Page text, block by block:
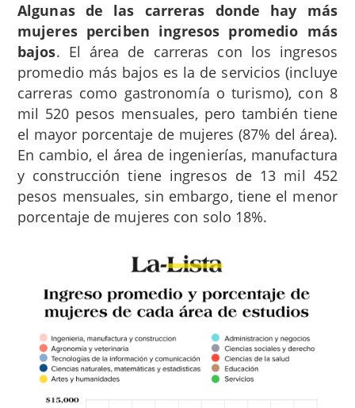
Algunas de las carreras donde hay más
mujeres perciben ingresos promedio más
bajos. El área de carreras con los ingresos
promedio más bajos es la de servicios (incluye
carreras como gastronomía o turismo), con 8
mil 520 pesos mensuales, pero también tiene
el mayor porcentaje de mujeres (87% del área).
En cambio, el área de ingenierías, manufactura
y construcción tiene ingresos de 13 mil 452
pesos mensuales, sin embargo, tiene el menor
porcentaje de mujeres con solo 18%.